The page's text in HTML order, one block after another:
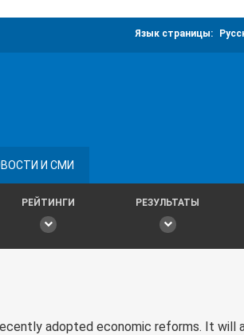
Язык страницы:
И СМИ
РЕЙТИНГИ РЕЗУЛЬТАТЫ
adopted economic reforms. It will